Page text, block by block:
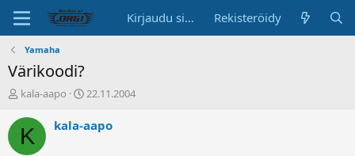
Kirjaudu sisään Rekisteröidy
Yamaha
Värikoodi?
K
s
k
kala-aapo
A
o
22.11.2004
K kala-aapo